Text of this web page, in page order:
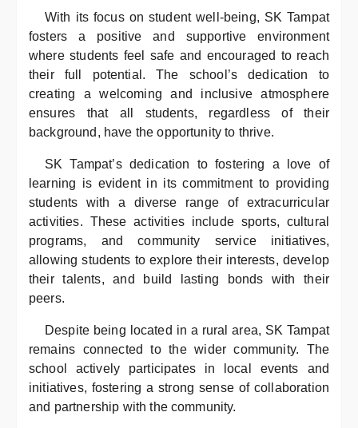
With its focus on student well-being, SK Tampat
fosters a positive and supportive environment
where students feel safe and encouraged to reach
their full potential. The school’s dedication to
creating a welcoming and inclusive atmosphere
ensures that all students, regardless of their
background, have the opportunity to thrive.
SK Tampat’s dedication to fostering a love of
learning is evident in its commitment to providing
students with a diverse range of extracurricular
activities. These activities include sports, cultural
programs, and community service initiatives,
allowing students to explore their interests, develop
their talents, and build lasting bonds with their
peers.
Despite being located in a rural area, SK Tampat
remains connected to the wider community. The
school actively participates in local events and
initiatives, fostering a strong sense of collaboration
and partnership with the community.